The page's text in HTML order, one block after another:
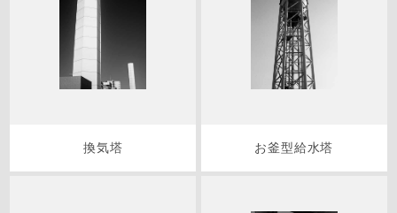
換気塔 お釜型給水塔